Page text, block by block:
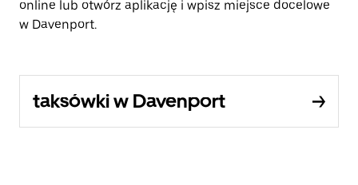
online lub otwórz aplikację i wpisz miejsce docelowe
w Davenport.
taksówki w Davenport